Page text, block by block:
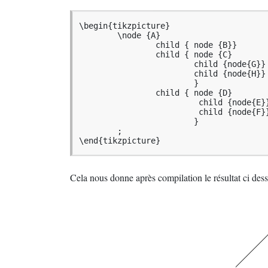
\begin{tikzpicture}
\end{tikzpicture}
Cela nous donne après compilation le résultat ci